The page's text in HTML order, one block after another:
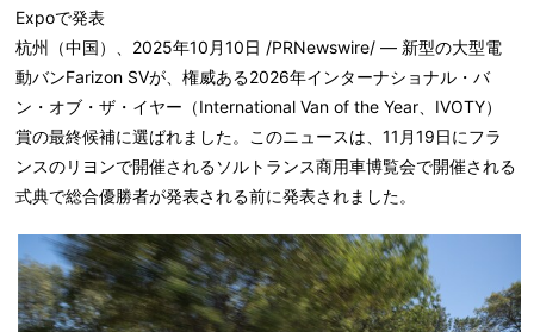
Expoで発表
杭州（中国）、2025年10月10日 /PRNewswire/ — 新型の大型電
動バンFarizon SVが、権威ある2026年インターナショナル・バ
ン・オブ・ザ・イヤー（International Van of the Year、IVOTY）
賞の最終候補に選ばれました。このニュースは、11月19日にフラ
ンスのリヨンで開催されるソルトランス商用車博覧会で開催される
式典で総合優勝者が発表される前に発表されました。